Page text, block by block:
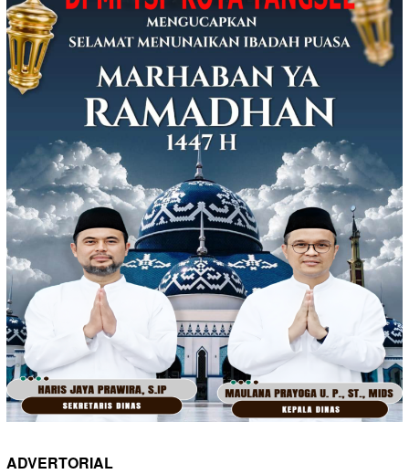
ADVERTORIAL